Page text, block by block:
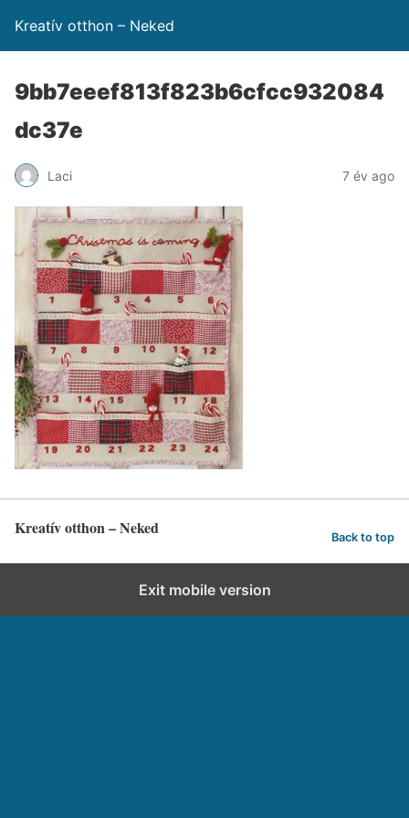
Kreatív otthon – Neked
9bb7eeef813f823b6cfcc932084
dc37e
Laci 7 év ago
Kreatív otthon – Neked Back to top
Exit mobile version